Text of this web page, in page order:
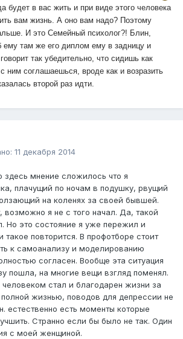
будет в вас жить и при виде этого человека
вам жизнь. А оно вам надо? Поэтому
И это Семейный психолог?! Блин,
ему там же его диплом ему в задницу и
так убедительно, что сидишь как
ним соглашаешься, вроде как и возразить
второй раз идти.
11 декабря 2014
мнение сложилось что я
плачущий по ночам в подушку, рвущий
на коленях за своей бывшей.
я не с того начал. Да, такой
Но это состояние я уже пережил и
такое повторится. В профотборе стоит
к самоанализу и моделированию
согласен. Вообще эта ситуация
пошла, на многие вещи взгляд поменял.
стал и благодарен жизни за
жизнью, поводов для депрессии не
естественно есть моменты которые
Странно если бы было не так. Один
с моей женщиной.